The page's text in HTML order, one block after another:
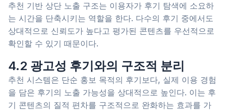
추천 기반 상단 노출 구조는 이용자가 후기 탐색에 소요하
는 시간을 단축시키는 역할을 한다. 다수의 후기 중에서도
상대적으로 신뢰도가 높다고 평가된 콘텐츠를 우선적으로
확인할 수 있기 때문이다.
4.2 광고성 후기와의 구조적 분리
추천 시스템은 단순 홍보 목적의 후기보다, 실제 이용 경험
을 담은 후기의 노출 가능성을 상대적으로 높인다. 이는 후
기 콘텐츠의 질적 편차를 구조적으로 완화하는 효과를 가